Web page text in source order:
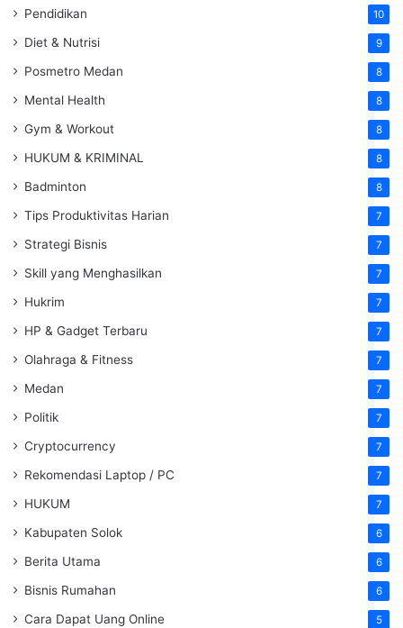
Pendidikan 10
Diet & Nutrisi 9
Posmetro Medan 8
Mental Health 8
Gym & Workout 8
HUKUM & KRIMINAL 8
Badminton 8
Tips Produktivitas Harian 7
Strategi Bisnis 7
Skill yang Menghasilkan 7
Hukrim 7
HP & Gadget Terbaru 7
Olahraga & Fitness 7
Medan 7
Politik 7
Cryptocurrency 7
Rekomendasi Laptop / PC 7
HUKUM 7
Kabupaten Solok 6
Berita Utama 6
Bisnis Rumahan 6
Cara Dapat Uang Online 5